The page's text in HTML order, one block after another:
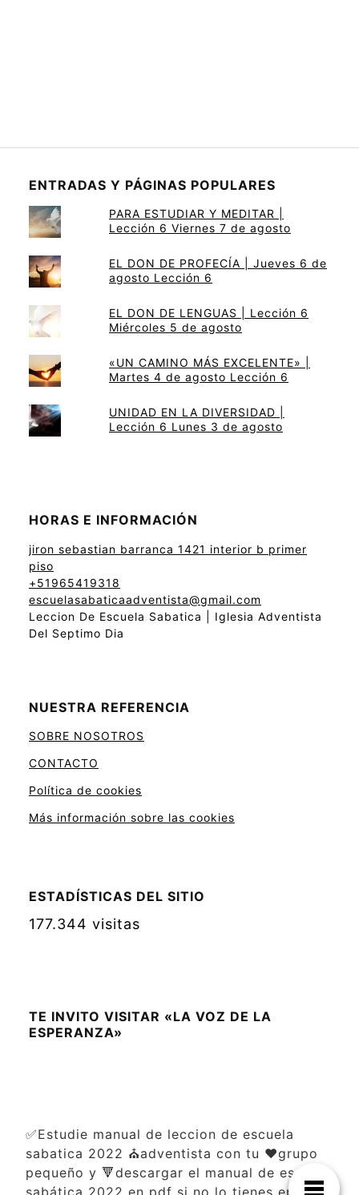
ENTRADAS Y PÁGINAS POPULARES
PARA ESTUDIAR Y MEDITAR |
Lección 6 Viernes 7 de agosto
EL DON DE PROFECÍA | Jueves 6 de
agosto Lección 6
EL DON DE LENGUAS | Lección 6
Miércoles 5 de agosto
«UN CAMINO MÁS EXCELENTE» |
Martes 4 de agosto Lección 6
UNIDAD EN LA DIVERSIDAD |
Lección 6 Lunes 3 de agosto
HORAS E INFORMACIÓN
jiron sebastian barranca 1421 interior b primer
piso
+51965419318
escuelasabaticaadventista@gmail.com
Leccion De Escuela Sabatica | Iglesia Adventista
Del Septimo Dia
NUESTRA REFERENCIA
SOBRE NOSOTROS
CONTACTO
Política de cookies
Más información sobre las cookies
ESTADÍSTICAS DEL SITIO
177.344 visitas
TE INVITO VISITAR «LA VOZ DE LA
ESPERANZA»
✅Estudie manual de leccion de escuela
sabatica 2022 ⛪adventista con tu ❤️grupo
pequeño y 🔻descargar el manual de escuela